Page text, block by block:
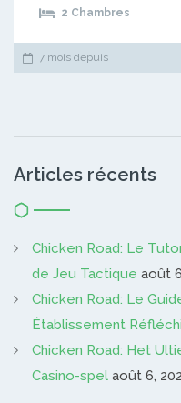
2 Chambres
7 mois depuis
Articles récents
Chicken Road: Le
de Jeu Tactique août
Chicken Road: Le
Établissement Réfléchi
Chicken Road: Het
Casino-spel août 6,